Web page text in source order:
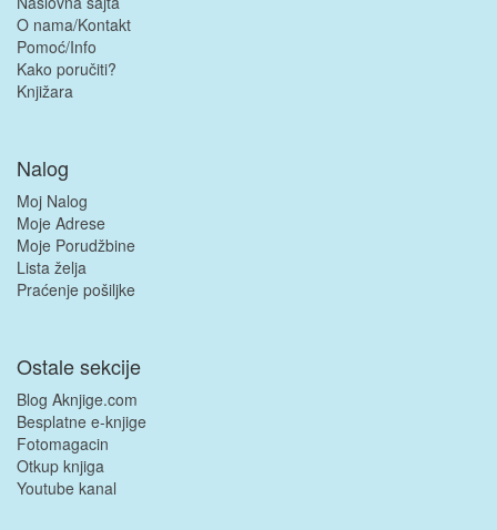
O nama/Kontakt
Pomoć/Info
Kako poručiti?
Knjižara
Nalog
Moj Nalog
Moje Adrese
Moje Porudžbine
Lista želja
Praćenje pošiljke
Ostale sekcije
Blog Aknjige.com
Besplatne e-knjige
Fotomagacin
Otkup knjiga
Youtube kanal